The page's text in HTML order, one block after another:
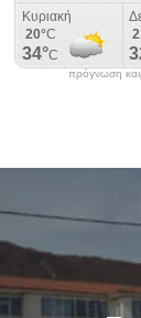
πρόγνωση